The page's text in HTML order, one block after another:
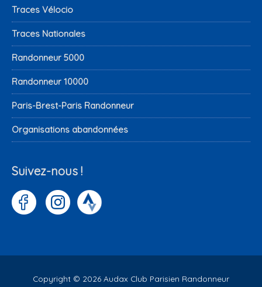
Traces Vélocio
Traces Nationales
Randonneur 5000
Randonneur 10000
Paris-Brest-Paris Randonneur
Organisations abandonnées
Suivez-nous !
Copyright © 2026 Audax Club Parisien Randonneur